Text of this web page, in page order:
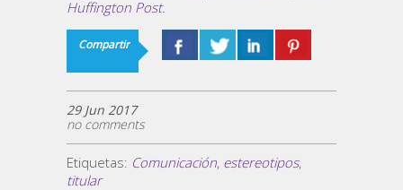
Huffington Post.
Compartir
29 Jun 2017
no comments
Etiquetas: Comunicación, estereotipos,
titular